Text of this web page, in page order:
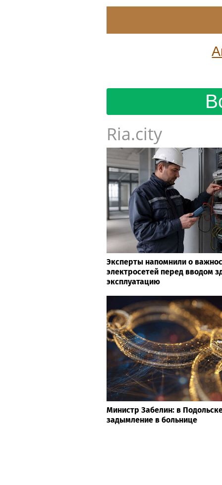
Ria.city
Эксперты напомнили о
электросетей перед вводом
эксплуатацию
Министр Забелин: в
задымление в больнице